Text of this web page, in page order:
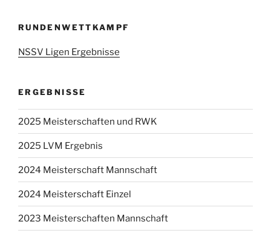
RUNDENWETTKAMPF
NSSV Ligen Ergebnisse
ERGEBNISSE
2025 Meisterschaften und RWK
2025 LVM Ergebnis
2024 Meisterschaft Mannschaft
2024 Meisterschaft Einzel
2023 Meisterschaften Mannschaft